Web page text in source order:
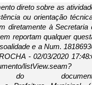
direto sobre as
ou orientação
diretamente à Secretaria
reportam qualquer
e a Num.
- 02/03/2020
listView.seam?
do